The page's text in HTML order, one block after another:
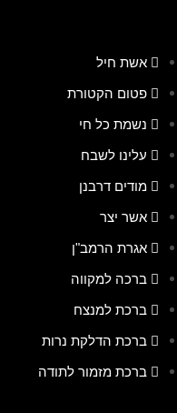
אשת חיל
פטום הקטורת
נשמת כל חי
עלינו לשבח
מודים דרבנן
אשר יצר
אגרת הרמב"ן
ברכה למקווה
ברכת למנצח
ברכת הדלקת נרות
ברכת מזמור לתודה